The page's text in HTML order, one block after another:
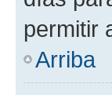
permitir
Arriba